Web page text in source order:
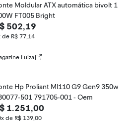
Moldular ATX automática bivolt 1
000W FT005 Bright
502,19
de R$ 77,14
Luiza
Hp Proliant Ml110 G9 Gen9 350w
501 791705-001 - Oem
1.251,00
de R$ 139,00